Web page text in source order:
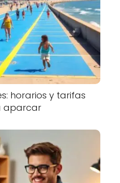
horarios y tarifas
aparcar